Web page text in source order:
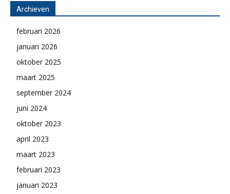
Archieven
februari 2026
januari 2026
oktober 2025
maart 2025
september 2024
juni 2024
oktober 2023
april 2023
maart 2023
februari 2023
januari 2023